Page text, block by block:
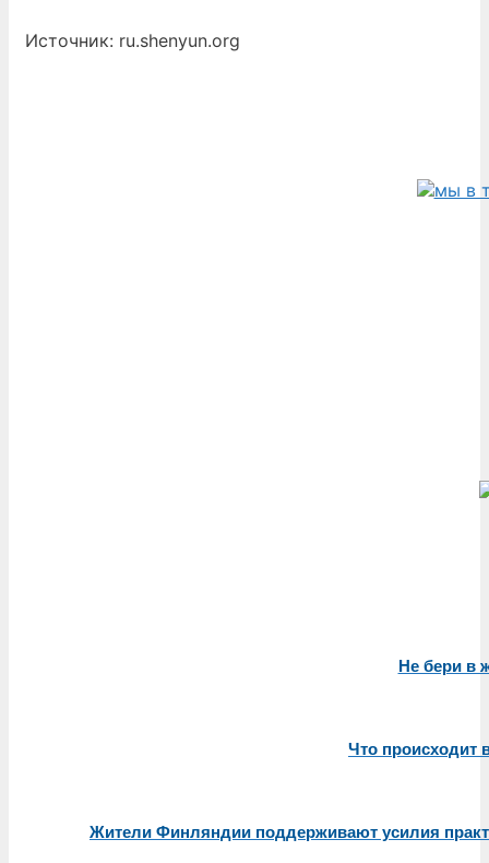
Источник: ru.shenyun.org
Не бери в
Что происходит
Жители Финляндии поддерживают усилия